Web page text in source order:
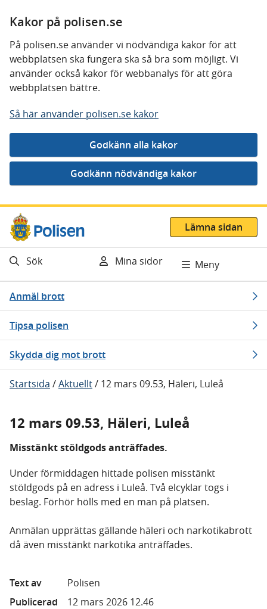
Kakor på polisen.se
På polisen.se använder vi nödvändiga kakor för att
webbplatsen ska fungera ska så bra som möjligt. Vi
använder också kakor för webbanalys för att göra
webbplatsen bättre.
Så här använder polisen.se kakor
Gå direkt till innehåll
Lämna sidan
Sök Mina sidor Meny
Anmäl brott
Tipsa polisen
Skydda dig mot brott
Startsida /Aktuellt/ 12 mars 09.53, Häleri, Luleå
12 mars 09.53, Häleri, Luleå
Misstänkt stöldgods anträffades.
Under förmiddagen hittade polisen misstänkt
stöldgods på en adress i Luleå. Två elcyklar togs i
beslag. Förhör hölls med en man på platsen.
Anmälan upprättas gällande häleri och narkotikabrott
då även misstänkt narkotika anträffades.
Text av
Polisen
Publicerad
12 mars 2026 12.46